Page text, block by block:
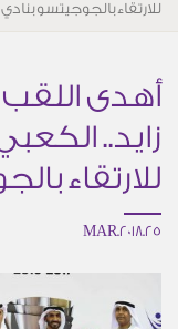
للارتقاء بالجوجيتسو
أهدى
زايد..
للارتقاء
25.MAR.2018